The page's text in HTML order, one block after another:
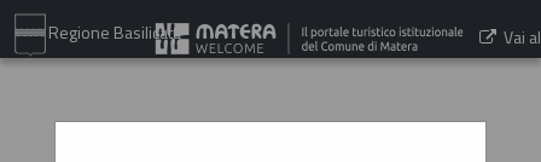
Regione Basilicata Vai al